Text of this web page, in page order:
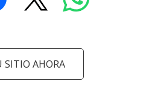
SITIO AHORA